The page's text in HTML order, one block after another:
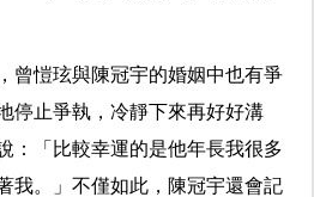
曾愷玹與陳冠宇的婚姻中也有爭
停止爭執，冷靜下來再好好溝
：「比較幸運的是他年長我很多
我。」不僅如此，陳冠宇還會記